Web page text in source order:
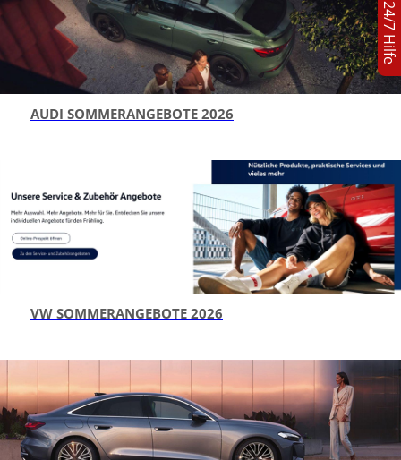
24/7 Hilfe
AUDI SOMMERANGEBOTE 2026
VW SOMMERANGEBOTE 2026